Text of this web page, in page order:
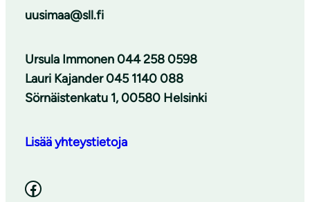
uusimaa@sll.fi
Ursula Immonen 044 258 0598
Lauri Kajander 045 1140 088
Sörnäistenkatu 1, 00580 Helsinki
Lisää yhteystietoja
Facebook